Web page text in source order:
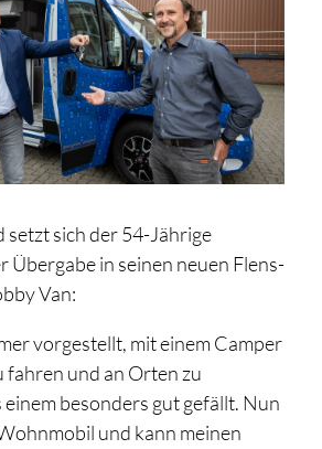
setzt sich der 54-Jährige
Übergabe in seinen neuen Flens-
Van:
vorgestellt, mit einem Camper
fahren und an Orten zu
einem besonders gut gefällt. Nun
und kann meinen